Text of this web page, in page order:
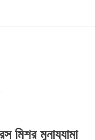
মিশর মুনায্যামা